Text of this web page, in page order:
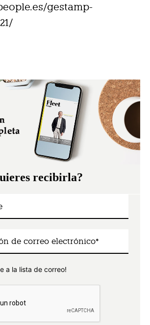
gestamp-
recibirla?
a la lista de correo!